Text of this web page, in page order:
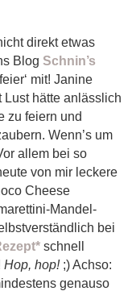
direkt etwas
Blog Schnin’s
mit! Janine
Lust hätte anlässlich
zu feiern und
Wenn’s um
allem bei so
von mir leckere
Cheese
Mandel-
bei
schnell
Hop, hop!;) Achso:
genauso